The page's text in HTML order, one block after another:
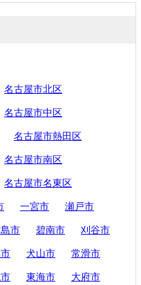
名古屋市北区
名古屋市中区
名古屋市熱田区
名古屋市南区
名古屋市名東区
一宮市 瀬戸市
市 碧南市 刈谷市
犬山市 常滑市
東海市 大府市